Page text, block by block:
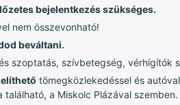
bejelentkezés szükséges.
nem összevonható!
beváltani.
szoptatás, szívbetegség, vérhígítók
tömegközlekedéssel és
található, a Miskolc Plázával szemben.